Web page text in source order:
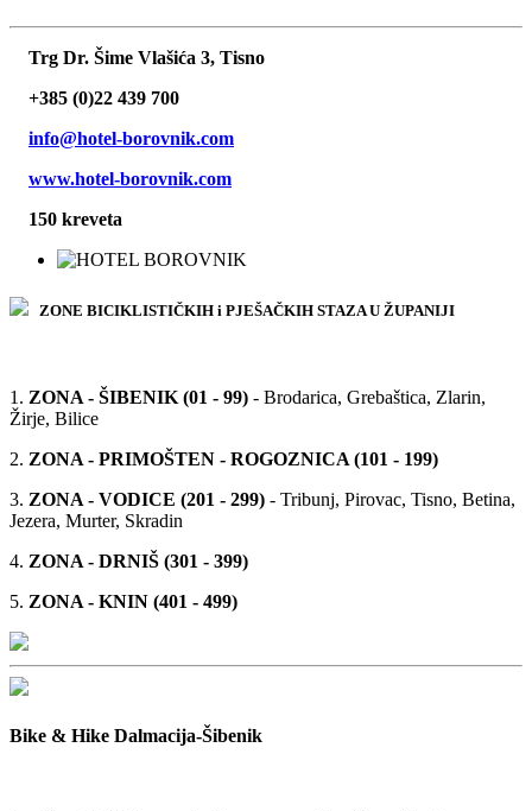
Trg Dr. Šime Vlašića 3, Tisno
+385 (0)22 439 700
info@hotel-borovnik.com
www.hotel-borovnik.com
150 kreveta
ZONE BICIKLISTIČKIH i PJEŠAČKIH STAZA U ŽUPANIJI
1. ZONA - ŠIBENIK (01 - 99) - Brodarica, Grebaštica, Zlarin,
Žirje, Bilice
2. ZONA - PRIMOŠTEN - ROGOZNICA (101 - 199)
3. ZONA - VODICE (201 - 299) - Tribunj, Pirovac, Tisno, Betina,
Jezera, Murter, Skradin
4. ZONA - DRNIŠ (301 - 399)
5. ZONA - KNIN (401 - 499)
Bike & Hike Dalmacija-Šibenik